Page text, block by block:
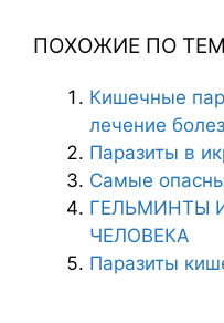
ПОХОЖИЕ ПО
Кишечные
лечение
Паразиты в
Самые
ГЕЛЬМИНТЫ
ЧЕЛОВЕКА
Паразиты